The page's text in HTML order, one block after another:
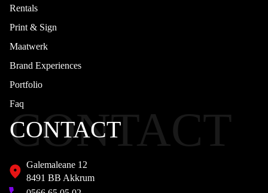
Rentals
Print & Sign
Maatwerk
Brand Experiences
Portfolio
Faq
CONTACT
CONTACT
Galemaleane 12
8491 BB Akkrum